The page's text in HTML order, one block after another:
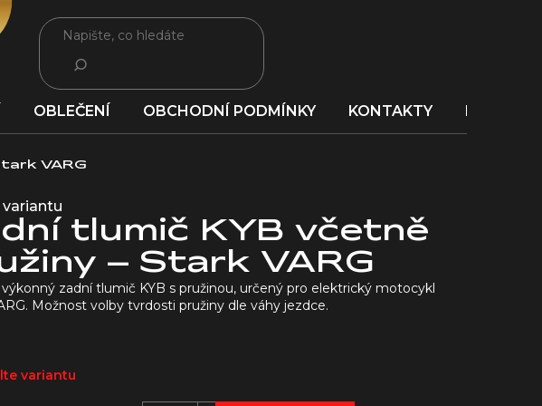
HLEDAT
OBLEČENÍ OBCHODNÍ PODMÍNKY KONTAKTY
VARG
tlumič KYB včetně
– Stark VARG
variantu
zadní tlumič KYB s pružinou, určený pro elektrický motocykl
Možnost volby tvrdosti pružiny dle váhy jezdce.